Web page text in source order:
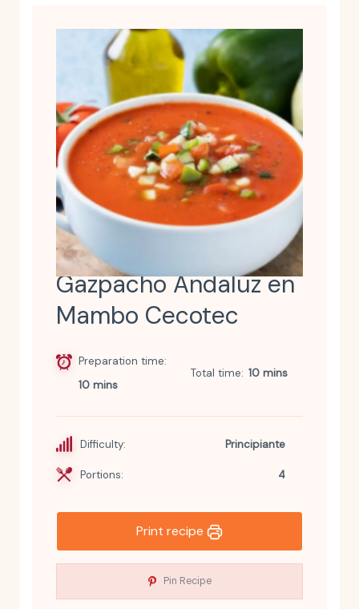
Gazpacho Andaluz en
Mambo Cecotec
Preparation time
10 mins
Total time 10 mins
Difficulty: Principiante
Portions: 4
Print recipe
Pin Recipe